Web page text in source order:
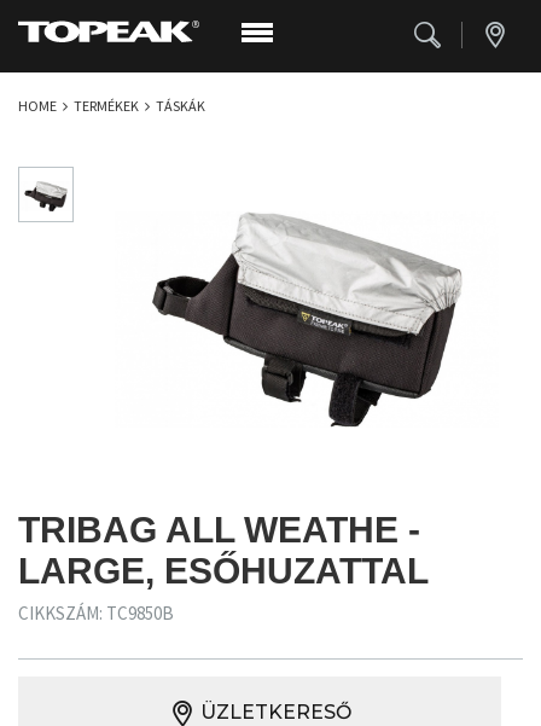
HOME TERMÉKEK TÁSKÁK
TRIBAG ALL WEATHE -
LARGE, ESŐHUZATTAL
CIKKSZÁM: TC9850B
ÜZLETKERESŐ